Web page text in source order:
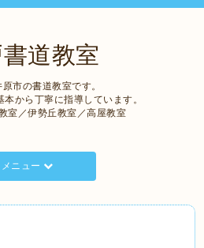
道教室
市の書道教室です。
から丁寧に指導しています。
室／伊勢丘教室／高屋教室
メニュー